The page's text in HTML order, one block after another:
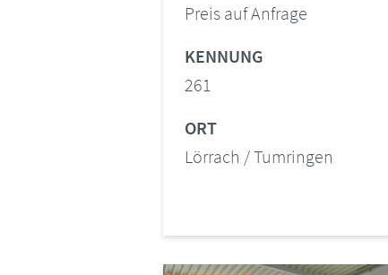
Preis auf Anfrage
KENNUNG
261
ORT
Lörrach / Tumringen